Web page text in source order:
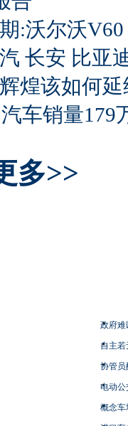
:沃尔沃
长安 比亚
煌该如何延
车销量179
多>>
政府难
自主
协管员
电动
概念车